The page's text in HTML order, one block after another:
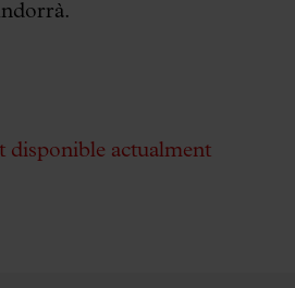
disponible actualment